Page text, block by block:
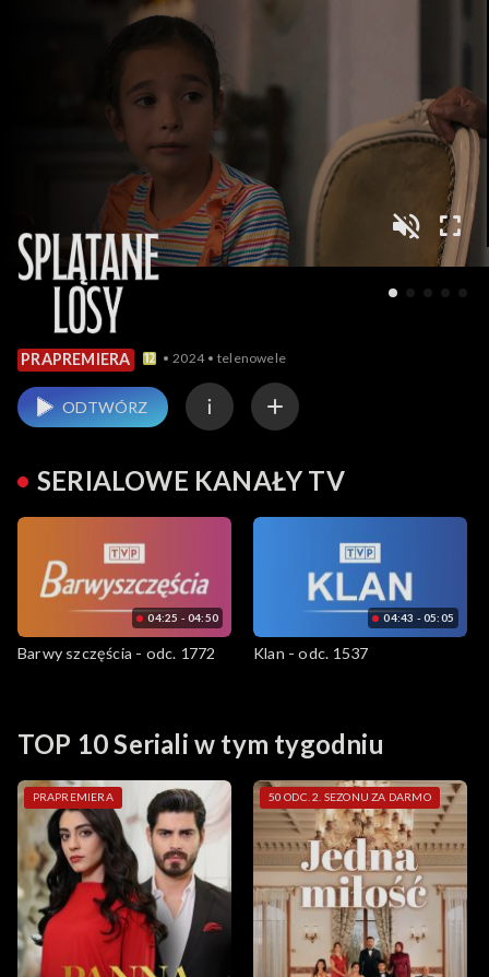
PRAPREMIERA 2024 telenowele
ODTWÓRZ
SERIALOWE KANAŁY TV
04:25 - 04:50
Barwy szczęścia - odc. 1772
04:43 - 05:05
Klan - odc. 1537
TOP 10 Seriali w tym tygodniu
PRAPREMIERA 50 ODC. 2. SEZONU ZA DARMO